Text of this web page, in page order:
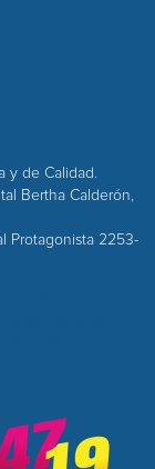
y de Calidad.
Bertha Calderón,
Protagonista 2253-